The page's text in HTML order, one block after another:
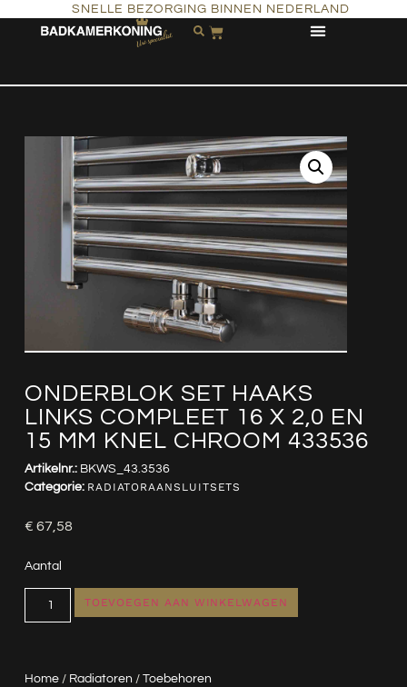
SNELLE BEZORGING BINNEN NEDERLAND
ONDERBLOK SET HAAKS
LINKS COMPLEET 16 X 2,0 EN
15 MM KNEL CHROOM 433536
Home/ Radiatoren / Toebehoren
Artikelnr.: BKWS_43.3536
Categorie: RADIATORAANSLUITSETS
€ 67,58
Aantal
TOEVOEGEN AAN WINKELWAGEN